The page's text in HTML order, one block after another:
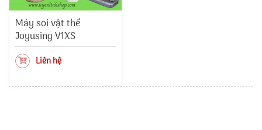
Máy soi vật thể
Joyusing V1XS
Liên hệ